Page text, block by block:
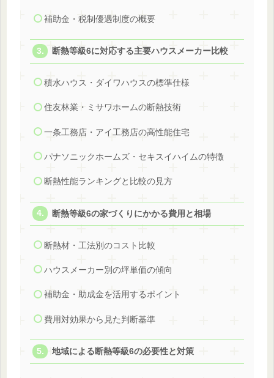
補助金・税制優遇制度の概要
断熱等級6に対応する主要ハウスメーカー比較
積水ハウス・ダイワハウスの標準仕様
住友林業・ミサワホームの断熱技術
一条工務店・アイ工務店の高性能住宅
パナソニックホームズ・セキスイハイムの特徴
断熱性能ランキングと比較の見方
断熱等級6の家づくりにかかる費用と相場
断熱材・工法別のコスト比較
ハウスメーカー別の坪単価の傾向
補助金・助成金を活用するポイント
費用対効果から見た判断基準
地域による断熱等級6の必要性と対策